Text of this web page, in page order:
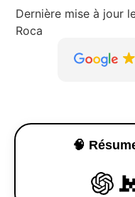
Dernière mise à jour
Roca
🧠